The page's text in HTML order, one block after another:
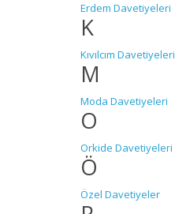
Erdem Davetiyeleri
K
Kıvılcım Davetiyeleri
M
Moda Davetiyeleri
O
Orkide Davetiyeleri
Ö
Özel Davetiyeler